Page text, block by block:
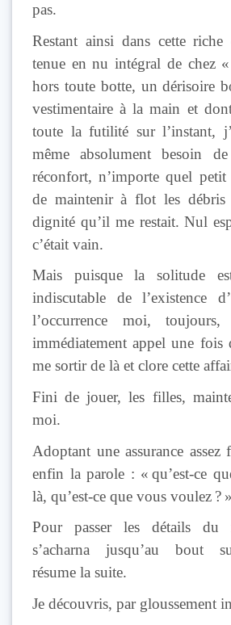
pas.
Restant ainsi dans cette riche
tenue en nu intégral de chez
hors toute botte, un dérisoire
vestimentaire à la main et
toute la futilité sur l’instant,
même absolument besoin
réconfort, n’importe quel petit
de maintenir à flot les débris
dignité qu’il me restait. Nul
c’était vain.
Mais puisque la solitude
indiscutable de l’existence
l’occurrence moi,
immédiatement appel une fois
me sortir de là et clore cette
Fini de jouer, les filles,
moi.
Adoptant une assurance assez
enfin la parole : « qu’est-ce
là, qu’est-ce que vous voulez ?
Pour passer les détails du
s’acharna jusqu’au bout
résume la suite.
Je découvris, par gloussement